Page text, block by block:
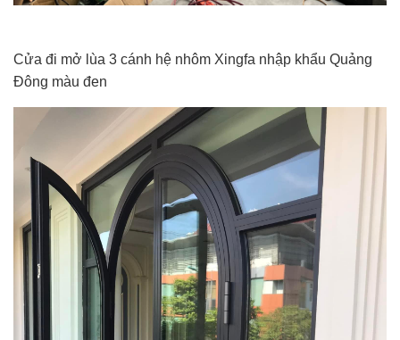
Cửa đi mở lùa 3 cánh hệ nhôm Xingfa nhập khẩu Quảng
Đông màu đen